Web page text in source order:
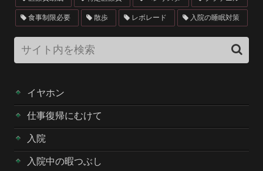
食事制限必要 散歩 レボレード 入院の睡眠対策
イヤホン
仕事復帰にむけて
入院
入院中の暇つぶし